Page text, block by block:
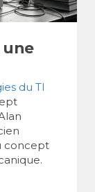
une
du TI
concept